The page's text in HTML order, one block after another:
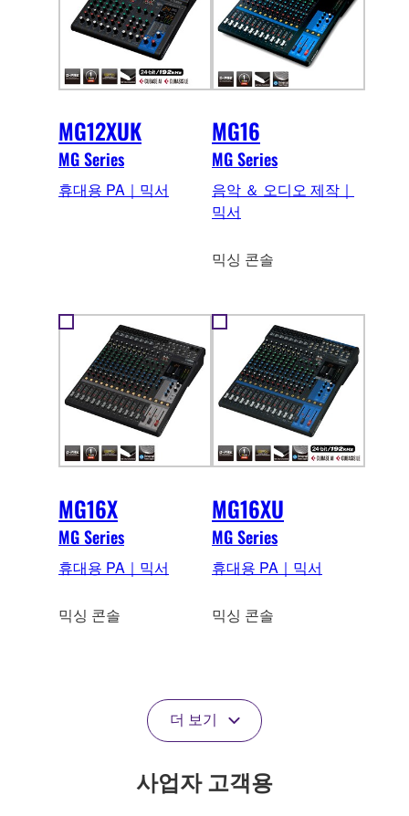
MG12XUK
MG Series
휴대용 PA｜믹서
MG16
MG Series
음악 ＆ 오디오 제작｜
믹서
믹싱 콘솔
MG16X
MG Series
휴대용 PA｜믹서
믹싱 콘솔
MG16XU
MG Series
휴대용 PA｜믹서
믹싱 콘솔
더 보기
사업자 고객용